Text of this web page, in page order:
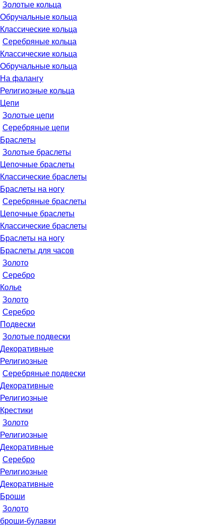
Золотые кольца
Обручальные кольца
Классические кольца
Серебряные кольца
Классические кольца
Обручальные кольца
На фалангу
Религиозные кольца
Цепи
Золотые цепи
Серебряные цепи
Браслеты
Золотые браслеты
Цепочные браслеты
Классические браслеты
Браслеты на ногу
Серебряные браслеты
Цепочные браслеты
Классические браслеты
Браслеты на ногу
Браслеты для часов
Золото
Серебро
Колье
Золото
Серебро
Подвески
Золотые подвески
Декоративные
Религиозные
Серебряные подвески
Декоративные
Религиозные
Крестики
Золото
Религиозные
Декоративные
Серебро
Религиозные
Декоративные
Броши
Золото
броши-булавки